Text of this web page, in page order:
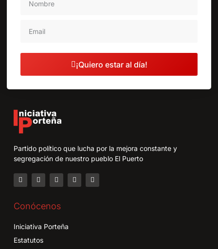
¡Quiero estar al día!
Partido político que lucha por la mejora constante y
segregación de nuestro pueblo El Puerto
Conócenos
Iniciativa Porteña
Estatutos